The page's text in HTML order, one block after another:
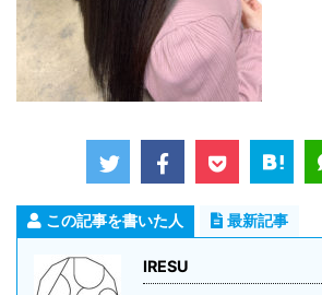
この記事を書いた人 最新記事
IRESU